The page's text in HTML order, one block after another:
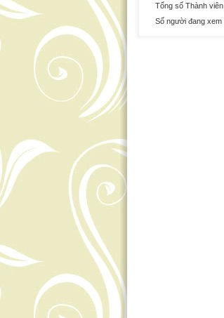
Tổng số Thành viên
Số người đang xem